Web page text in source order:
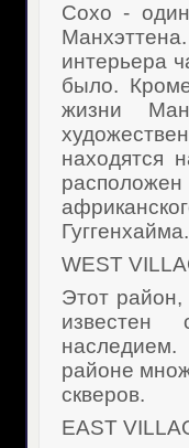
Сохо -
интерьера
было.
жизни
находятся
Гуггенхайма.
WEST
Этот
известен
районе
скверов.
EAST